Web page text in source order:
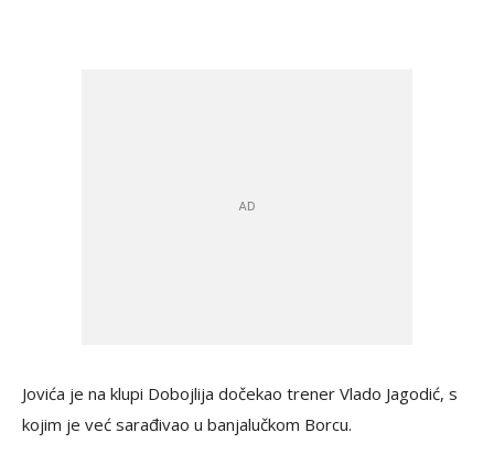
Jovića je na klupi Dobojlija dočekao trener Vlado Jagodić, s
kojim je već sarađivao u banjalučkom Borcu.